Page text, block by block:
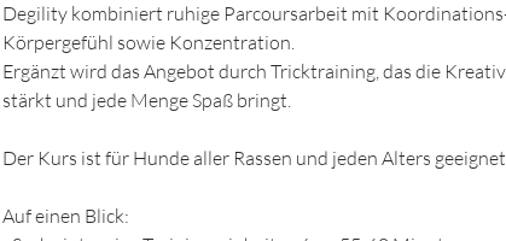
Degility kombiniert ruhige Parcoursarbeit mit
Körpergefühl sowie Konzentration.
Ergänzt wird das Angebot durch Tricktraining, das die
stärkt und jede Menge Spaß bringt.
Der Kurs ist für Hunde aller Rassen und jeden Alters
Auf einen Blick: